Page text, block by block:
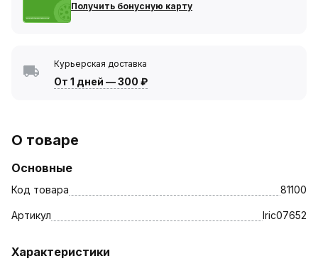
Получить бонусную карту
Курьерская доставка
От 1 дней —300 ₽
О товаре
Основные
Код товара 81100
Артикул lric07652
Характеристики